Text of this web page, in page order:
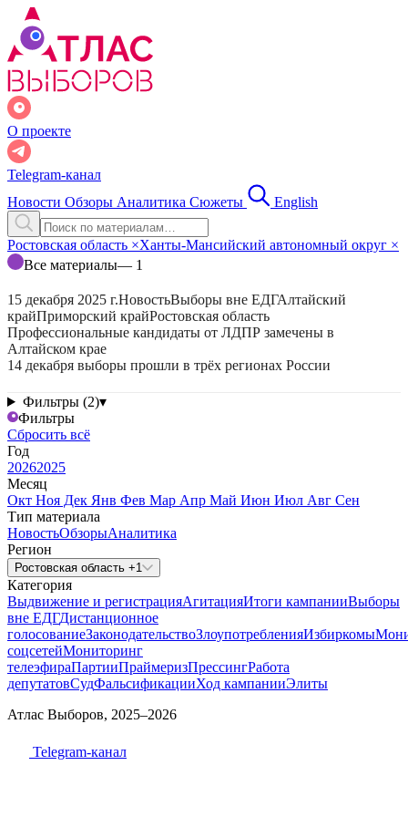
О проекте
Telegram-канал
Новости Обзоры Аналитика Сюжеты English
Ростовская область ×Ханты-Мансийский автономный округ ×
Все материалы— 1
15 декабря 2025 г.НовостьВыборы вне ЕДГАлтайский
крайПриморский крайРостовская область
Профессиональные кандидаты от ЛДПР замечены в
Алтайском крае
14 декабря выборы прошли в трёх регионах России
Фильтры (2)▾
Фильтры
Сбросить всё
Год
20262025
Месяц
Окт Ноя Дек Янв Фев Мар Апр Май Июн Июл Авг Сен
Тип материала
НовостьОбзорыАналитика
Регион
Ростовская область +1
Категория
Выдвижение и регистрацияАгитацияИтоги кампанииВыборы
вне ЕДГДистанционное
голосованиеЗаконодательствоЗлоупотребленияИзбиркомы
соцсетейМониторинг
телеэфираПартииПраймеризПрессингРабота
депутатовСудФальсификацииХод кампанииЭлиты
Атлас Выборов, 2025–2026
Telegram-канал